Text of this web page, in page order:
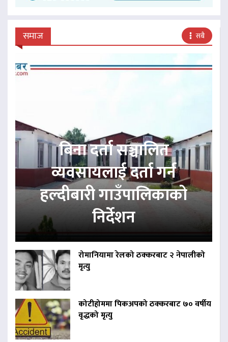
समाज सबै
बिना दर्ता सञ्चालित
व्यवसायलाई दर्ता गर्न
हल्दीबारी गाउँपालिकाको
निर्देशन
रोमानियामा रेलको ठक्करबाट २ नेपालीको
मृत्यु
कोटीहोममा पिकअपको ठक्करबाट ७० वर्षीय
वृद्धको मृत्यु